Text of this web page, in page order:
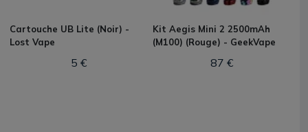
Cartouche UB Lite (Noir) -
Lost Vape
5 €
Kit Aegis Mini 2 2500mAh
(M100) (Rouge) - GeekVape
87 €